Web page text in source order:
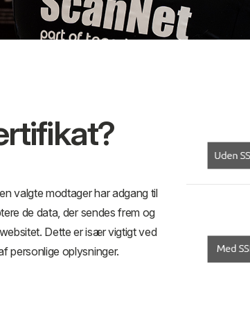
valgte modtager har adgang til
de data, der sendes frem og
Dette er især vigtigt ved
personlige oplysninger.